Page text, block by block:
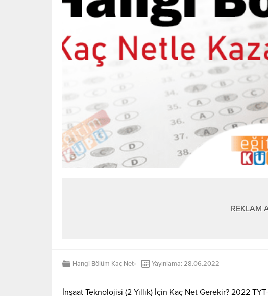
REKLAM
Hangi Bölüm Kaç Net Yayınlama: 28.06.2022
İnşaat Teknolojisi (2 Yıllık) İçin Kaç Net Gerekir? 2022